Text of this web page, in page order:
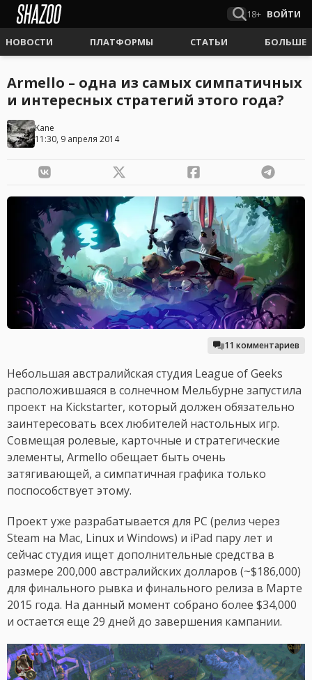
18+ ВОЙТИ
НОВОСТИ ПЛАТФОРМЫ СТАТЬИ БОЛЬШЕ
Armello – одна из самых симпатичных
и интересных стратегий этого года?
Kane
11:30, 9 апреля 2014
11 комментариев
Небольшая австралийская студия League of Geeks
расположившаяся в солнечном Мельбурне запустила
проект на Kickstarter, который должен обязательно
заинтересовать всех любителей настольных игр.
Совмещая ролевые, карточные и стратегические
элементы, Armello обещает быть очень
затягивающей, а симпатичная графика только
поспособствует этому.
Проект уже разрабатывается для PC (релиз через
Steam на Mac, Linux и Windows) и iPad пару лет и
сейчас студия ищет дополнительные средства в
размере 200,000 австралийских долларов (~$186,000)
для финального рывка и финального релиза в Марте
2015 года. На данный момент собрано более $34,000
и остается еще 29 дней до завершения кампании.